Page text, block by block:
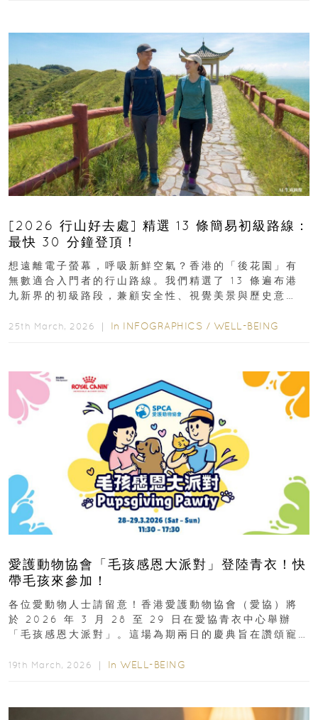
[2026 行山好去處] 精選 13 條簡易初級路線：
最快 30 分鐘登頂！
想遠離電子螢幕，呼吸新鮮空氣？香港的「後花園」有
無數適合入門者的行山路線。我們精選了 13 條遍布港
九新界的初級路段，兼顧安全性、視覺美景與歷史意
25th March, 2026 ｜ In INFOGRAPHICS / WELL-BEING
愛護動物協會「毛孩感恩大派對」登陸青衣！快
帶毛孩來參加！
各位愛動物人士請留意！香港愛護動物協會（愛協）將
於 2026 年 3 月 28 至 29 日在愛協青衣中心舉辦
「毛孩感恩大派對」。這場為期兩日的慶典旨在讚頌寵
19th March, 2026 ｜ In WELL-BEING